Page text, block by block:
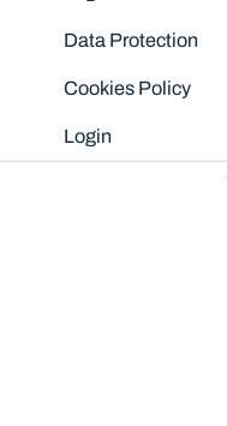
Data Protection
Cookies Policy
Login